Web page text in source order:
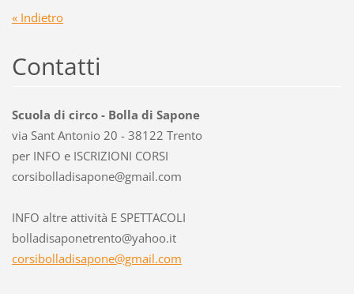
« Indietro
Contatti
Scuola di circo - Bolla di Sapone
via Sant Antonio 20 - 38122 Trento
per INFO e ISCRIZIONI CORSI
corsibolladisapone@gmail.com
INFO altre attività E SPETTACOLI
bolladisaponetrento@yahoo.it
corsibolladisapone@gmail.com